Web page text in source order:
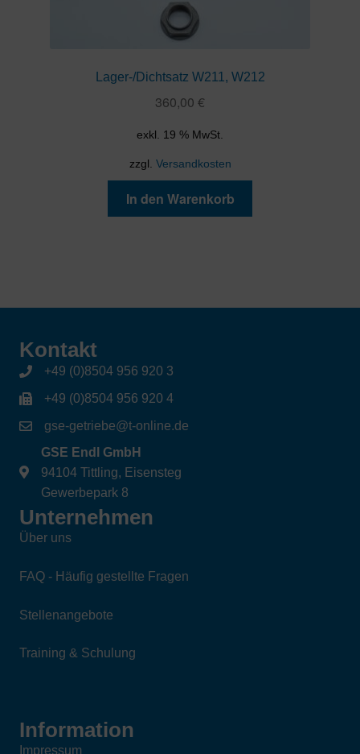
Lager-/Dichtsatz W211, W212
360,00 €
exkl. 19 % MwSt.
zzgl. Versandkosten
In den Warenkorb
Kontakt
+49 (0)8504 956 920 3
+49 (0)8504 956 920 4
gse-getriebe@t-online.de
GSE Endl GmbH
94104 Tittling, Eisensteg
Gewerbepark 8
Unternehmen
Über uns
FAQ - Häufig gestellte Fragen
Stellenangebote
Training & Schulung
Information
Impressum